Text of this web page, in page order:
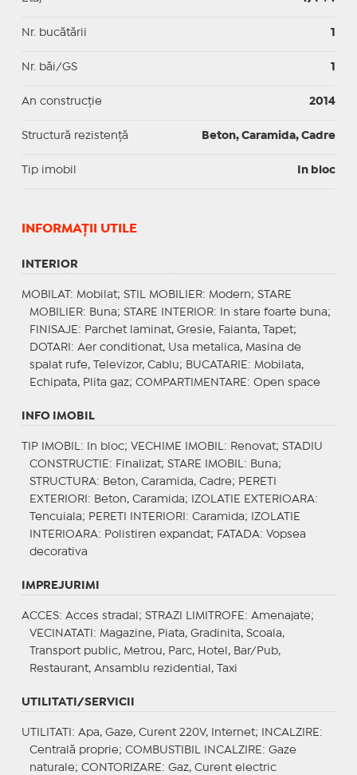
Nr. bucătării 1
Nr. băi/GS 1
An construcție 2014
Structură rezistență Beton, Caramida, Cadre
Tip imobil In bloc
INFORMAŢII UTILE
INTERIOR
MOBILAT : Mobilat; STIL MOBILIER: Modern; STARE
MOBILIER: Buna; STARE INTERIOR: In stare foarte buna;
FINISAJE : Parchet laminat, Gresie, Faianta, Tapet;
DOTARI : Aer conditionat, Usa metalica, Masina de
spalat rufe, Televizor, Cablu; BUCATARIE : Mobilata,
Echipata, Plita gaz; COMPARTIMENTARE : Open space
INFO IMOBIL
TIP IMOBIL : In bloc; VECHIME IMOBIL : Renovat; STADIU
CONSTRUCTIE : Finalizat; STARE IMOBIL : Buna;
STRUCTURA: Beton, Caramida, Cadre; PERETI
EXTERIORI : Beton, Caramida; IZOLATIE EXTERIOARA:
Tencuiala; PERETI INTERIORI : Caramida;
IZOLATIE
INTERIOARA: Polistiren expandat; FATADA: Vopsea
decorativa
IMPREJURIMI
ACCES: Acces stradal; STRAZI LIMITROFE : Amenajate;
VECINATATI : Magazine, Piata, Gradinita, Scoala,
Transport public, Metrou, Parc, Hotel, Bar/Pub,
Restaurant, Ansamblu rezidential, Taxi
UTILITATI/SERVICII
UTILITATI : Apa, Gaze, Curent 220V, Internet; INCALZIRE :
Centrală proprie; COMBUSTIBIL INCALZIRE : Gaze
naturale; CONTORIZARE : Gaz, Curent electric